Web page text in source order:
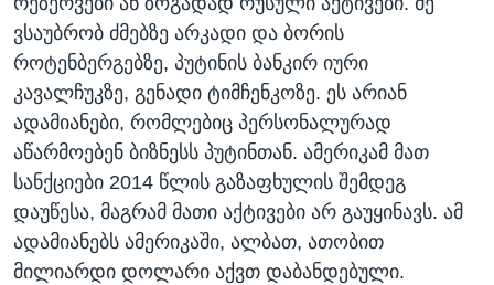
ვსაუბრობ ძმებზე არკადი და ბორის
როტენბერგებზე, პუტინის ბანკირ იური
კავალჩუკზე, გენადი ტიმჩენკოზე. ეს არიან
ადამიანები, რომლებიც პერსონალურად
აწარმოებენ ბიზნესს პუტინთან. ამერიკამ მათ
სანქციები 2014 წლის გაზაფხულის შემდეგ
დაუწესა, მაგრამ მათი აქტივები არ გაუყინავს. ამ
ადამიანებს ამერიკაში, ალბათ, ათობით
მილიარდი დოლარი აქვთ დაბანდებული.